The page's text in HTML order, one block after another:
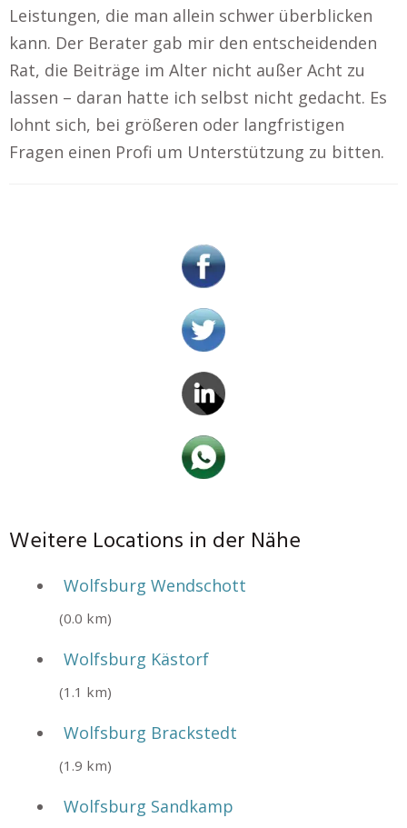
Leistungen, die man allein schwer überblicken
kann. Der Berater gab mir den entscheidenden
Rat, die Beiträge im Alter nicht außer Acht zu
lassen – daran hatte ich selbst nicht gedacht. Es
lohnt sich, bei größeren oder langfristigen
Fragen einen Profi um Unterstützung zu bitten.
Weitere Locations in der Nähe
Wolfsburg Wendschott
(0.0 km)
Wolfsburg Kästorf
(1.1 km)
Wolfsburg Brackstedt
(1.9 km)
Wolfsburg Sandkamp